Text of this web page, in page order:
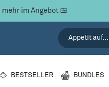
mehr im Angebot 🍱
BESTSELLER BUNDLES